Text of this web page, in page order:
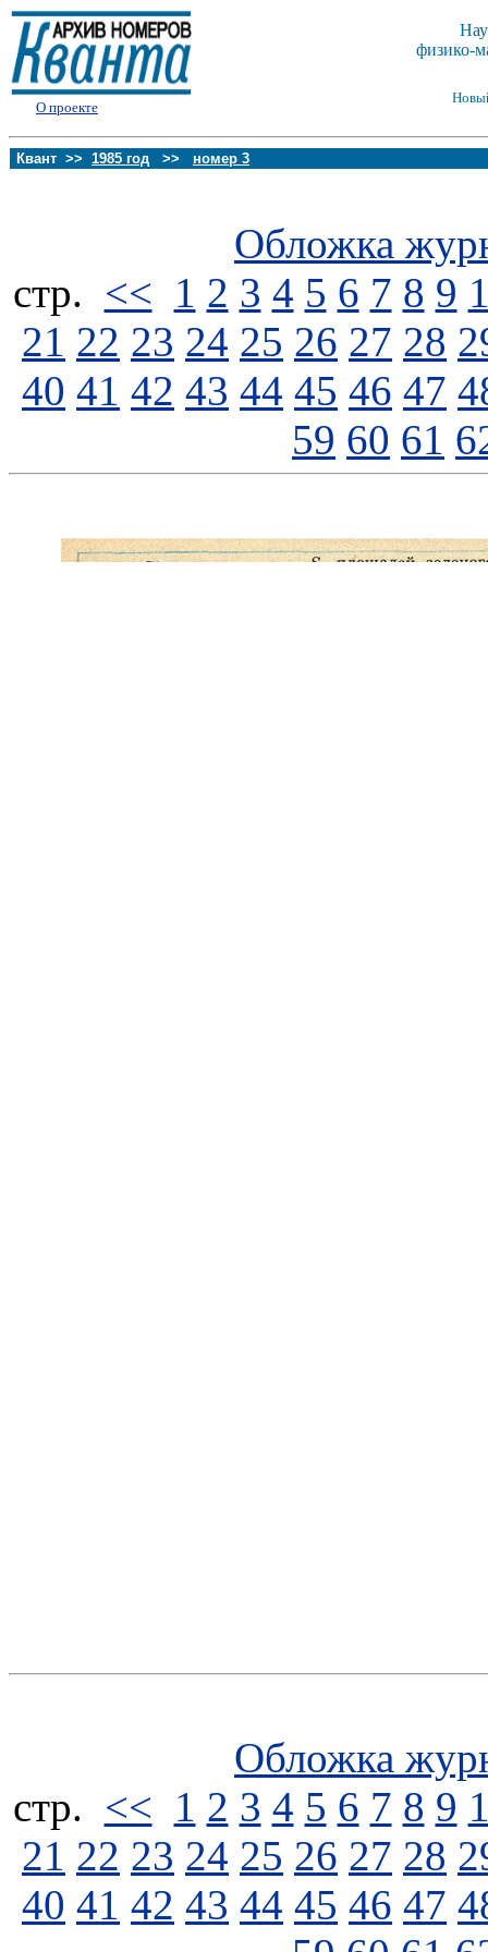
О проекте
физико-
Квант >> 1985 год >> номер 3
Обложка
стp. << 1 2 3 4 5 6 7 8 9
21 22 23 24 25 26 27 28
40 41 42 43 44 45 46 47
59 60 61
Обложка
стp. << 1 2 3 4 5 6 7 8 9
21 22 23 24 25 26 27 28
40 41 42 43 44 45 46 47